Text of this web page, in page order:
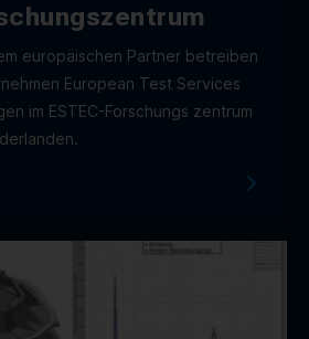
europäischen Partner betreiben
European Test Services
im ESTEC-Forschungs zentrum